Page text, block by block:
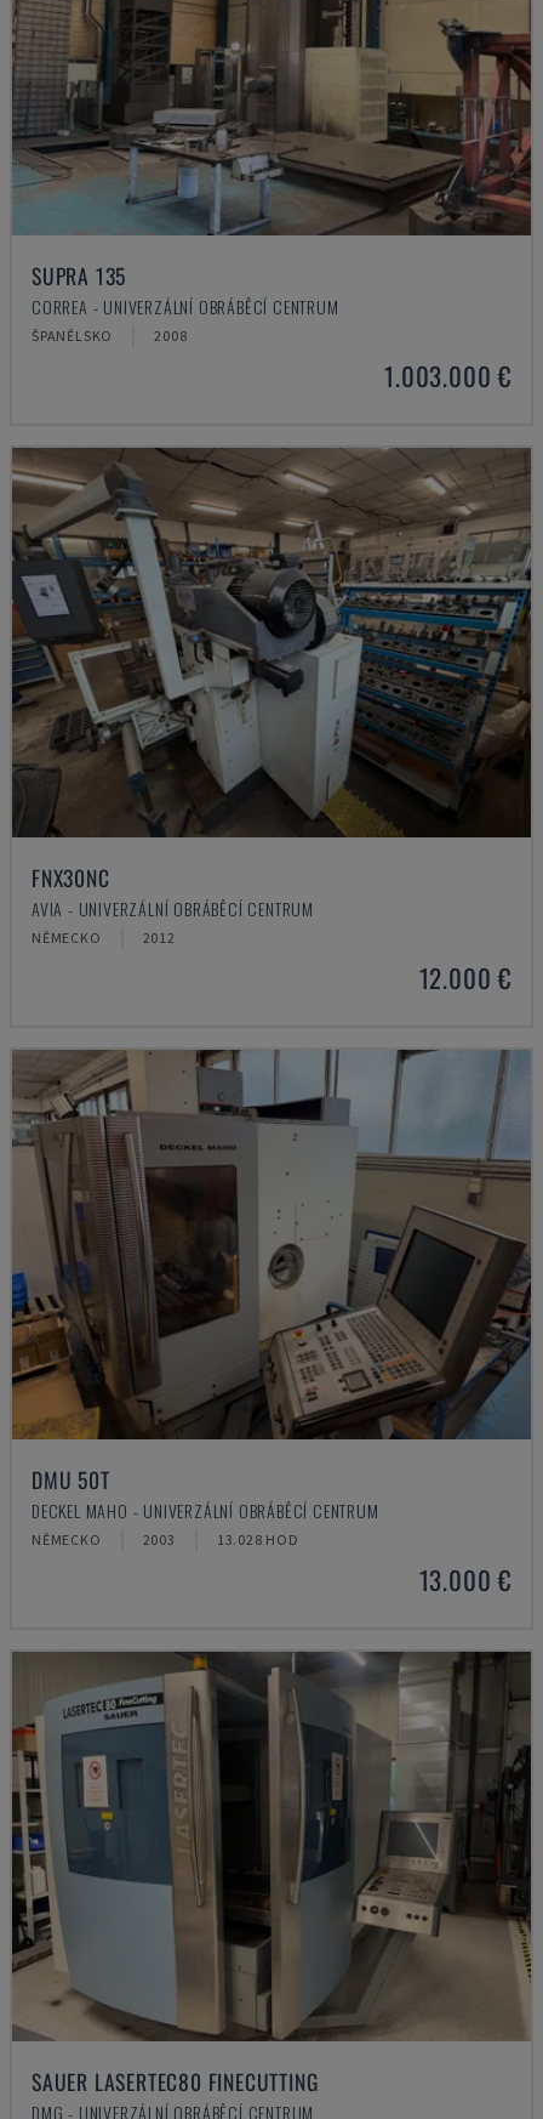
SUPRA 135
CORREA - UNIVERZÁLNÍ OBRÁBĚCÍ CENTRUM
ŠPANĚLSKO 2008
1.003.000 €
FNX30NC
AVIA - UNIVERZÁLNÍ OBRÁBĚCÍ CENTRUM
NĚMECKO 2012
12.000 €
DMU 50T
DECKEL MAHO - UNIVERZÁLNÍ OBRÁBĚCÍ CENTRUM
NĚMECKO 2003 13.028 HOD
13.000 €
SAUER LASERTEC80 FINECUTTING
DMG - UNIVERZÁLNÍ OBRÁBĚCÍ CENTRUM